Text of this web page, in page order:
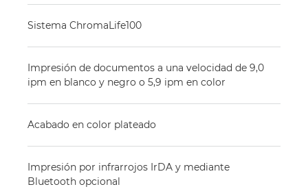
Sistema ChromaLife100
Impresión de documentos a una velocidad de 9,0
ipm en blanco y negro o 5,9 ipm en color
Acabado en color plateado
Impresión por infrarrojos IrDA y mediante
Bluetooth opcional